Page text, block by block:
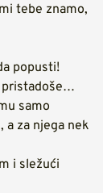
tebe znamo,
popusti!
pristadoše…
samo
a za njega nek
i sležući